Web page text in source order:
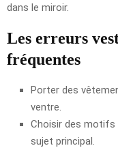
dans le miroir.
Les erreurs
fréquentes
Porter des
ventre.
Choisir des motifs
sujet principal.